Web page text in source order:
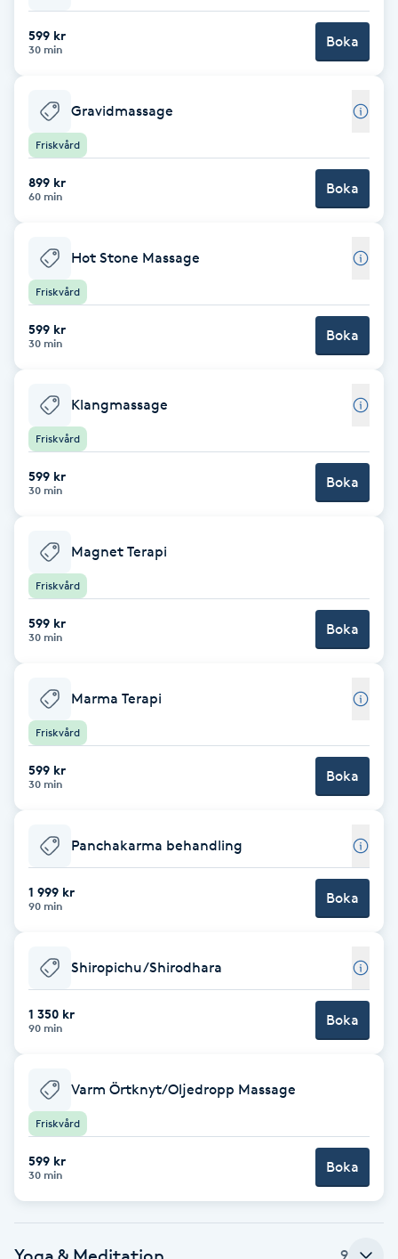
Face framing
Faceliftmassage
Fettreducering
Fibromassage
Fotmassage
Fotsvamp
Fransar
Fransborttagning
Fransfärgning
Fransförlängning
Fransförlängning Volym
Fransk manikyr
Fransrengöring
Frekvensterapi
Friskvård
Friskvårdsmassage
Funktionsanalys
Färgning
G
599 kr
30 min Boka
Gravidmassage
Friskvård
899 kr
60 min Boka
Hot Stone Massage
Friskvård
599 kr
30 min Boka
Klangmassage
Friskvård
599 kr
30 min Boka
Magnet Terapi
Friskvård
599 kr
30 min Boka
Marma Terapi
Friskvård
599 kr
30 min Boka
Panchakarma behandling
1 999 kr
90 min Boka
Shiropichu/Shirodhara
1 350 kr
90 min Boka
Varm Örtknyt/Oljedropp Massage
Friskvård
599 kr
30 min Boka
9